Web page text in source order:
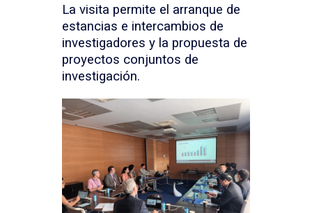
La visita permite el arranque de
estancias e intercambios de
investigadores y la propuesta de
proyectos conjuntos de
investigación.